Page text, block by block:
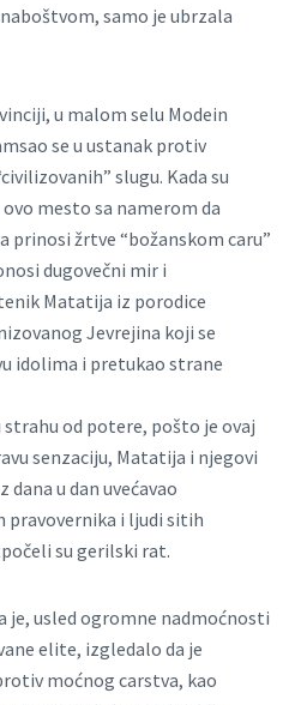
samo je ubrzala
u malom selu Modein
se u ustanak protiv
slugu. Kada su
mesto sa namerom da
prinosi žrtve “božanskom caru”
dugovečni mir i
Matatija iz porodice
Jevrejina koji se
idolima i pretukao strane
strahu od potere, pošto je ovaj
senzaciju, Matatija i njegovi
u dan uvećavao
i ljudi sitih
su gerilski rat.
je, usled ogromne nadmoćnosti
elite, izgledalo da je
moćnog carstva, kao